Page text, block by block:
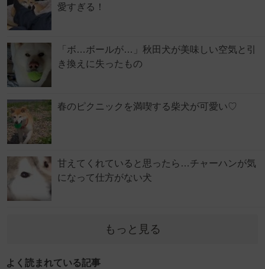
愛すぎる！
「ボ…ボールが…」秋田犬が美味しい空気と引
き換えに失ったもの
春のピクニックを満喫する柴犬が可愛い♡
甘えてくれていると思ったら…チャーハンが気
になって仕方がない犬
もっと見る
よく読まれている記事